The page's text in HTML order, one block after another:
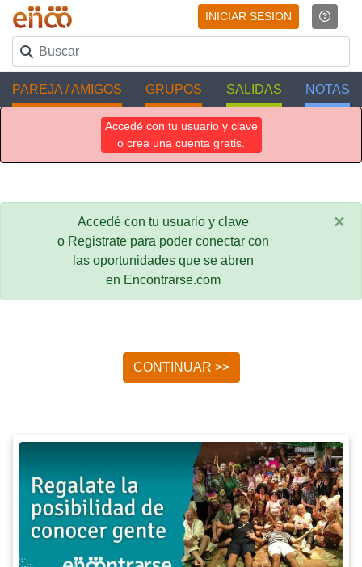
INICIAR SESION
PAREJA / AMIGOS GRUPOS SALIDAS NOTAS
Accedé con tu usuario y clave
o crea una cuenta gratis.
Accedé con tu usuario y clave
o Registrate para poder conectar con
las oportunidades que se abren
en Encontrarse.com
×
CONTINUAR >>